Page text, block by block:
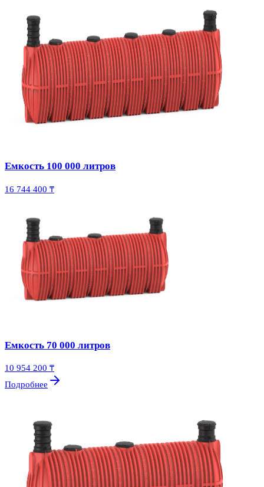
Емкость 100 000 литров
16 744 400 ₸
Емкость 70 000 литров
10 954 200 ₸
Подробнее